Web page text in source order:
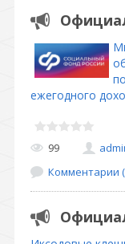
ежегодного
99
Комментарии